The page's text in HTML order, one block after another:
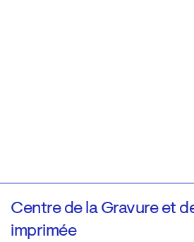
Centre de la Gravure et
imprimée